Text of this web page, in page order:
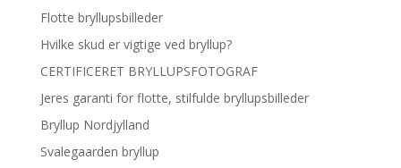
Flotte bryllupsbilleder
Hvilke skud er vigtige ved bryllup?
CERTIFICERET BRYLLUPSFOTOGRAF
Jeres garanti for flotte, stilfulde bryllupsbilleder
Bryllup Nordjylland
Svalegaarden bryllup